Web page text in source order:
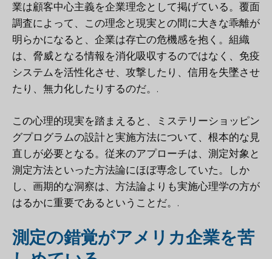
業は顧客中心主義を企業理念として掲げている。覆面
調査によって、この理念と現実との間に大きな乖離が
明らかになると、企業は存亡の危機感を抱く。組織
は、脅威となる情報を消化吸収するのではなく、免疫
システムを活性化させ、攻撃したり、信用を失墜させ
たり、無力化したりするのだ。.
この心理的現実を踏まえると、ミステリーショッピン
グプログラムの設計と実施方法について、根本的な見
直しが必要となる。従来のアプローチは、測定対象と
測定方法といった方法論にほぼ専念していた。しか
し、画期的な洞察は、方法論よりも実施心理学の方が
はるかに重要であるということだ。.
測定の錯覚がアメリカ企業を苦